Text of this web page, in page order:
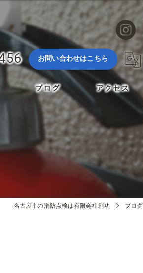
お問い合わせはこちら
ブログ アクセス
名古屋市の消防点検は有限会社創功 ブログ